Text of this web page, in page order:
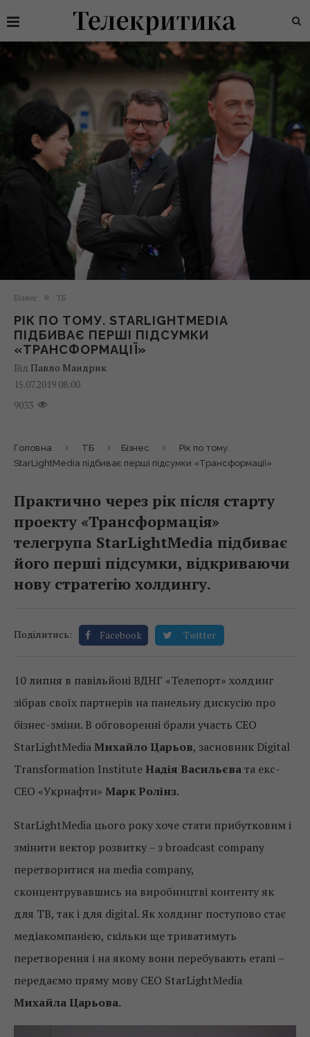
Бізнес ТБ
РІК ПО ТОМУ. STARLIGHTMEDIA
ПІДБИВАЄ ПЕРШІ ПІДСУМКИ
«ТРАНСФОРМАЦІЇ»
Від Павло Мандрик
15.07.2019 08:00
9033
Головна ТБ Бізнес
Рік по тому.
StarLightMedia підбиває перші підсумки «Трансформації»
Практично через рік після старту
проекту «Трансформація»
телегрупа StarLightMedia підбиває
його перші підсумки, відкриваючи
нову стратегію холдингу.
Поділитись: Facebook Twitter
10 липня в павільйоні ВДНГ «Телепорт» холдинг
зібрав своїх партнерів на панельну дискусію про
бізнес-зміни. В обговоренні брали участь СЕО
StarLightMediaМихайло Царьов, засновник Digital
Transformation Institute Надія Васильєвата екс-
СЕО «Укрнафти» Марк Ролінз.
StarLightMedia цього року хоче стати прибутковим і
змінити вектор розвитку – з broadcast company
перетворитися на media company,
сконцентрувавшись на виробництві контенту як
для ТВ, так і для digital. Як холдинг поступово стає
медіакомпанією, скільки ще триватимуть
перетворення і на якому вони перебувають етапі –
передаємо пряму мову СЕО StarLightMedia
Михайла Царьова.